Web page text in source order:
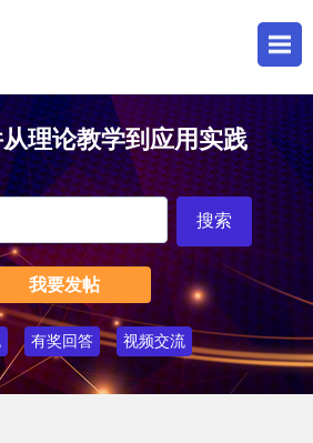
理论教学到应用实践
我要发帖
有奖回答 视频交流